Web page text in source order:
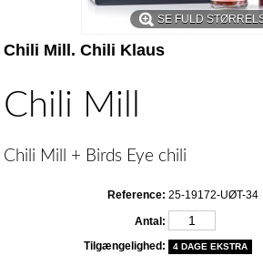
SE FULD
Chili Mill. Chili Klaus
Chili Mill
Chili Mill + Birds Eye chili
Reference: 25-19172-UØT-34
Antal:
Tilgængelighed:
4 DAGE EKSTRA